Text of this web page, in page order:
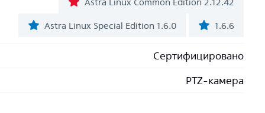
Astra Linux Special Edition 1.6.0 1.6.6
Сертифицировано
PTZ-камера